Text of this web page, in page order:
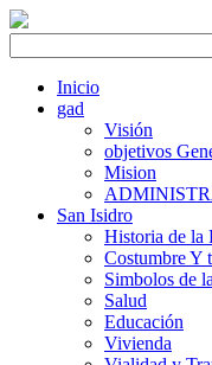
Inicio
gad
Visión
objetivos
Mision
San Isidro
Historia de la
Costumbre Y
Simbolos de
Salud
Educación
Vivienda